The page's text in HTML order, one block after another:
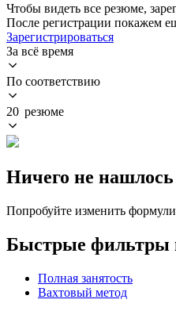
Чтобы видеть все резюме,
После регистрации покажем
Зарегистрироваться
За всё время
По соответствию
20 резюме
Ничего не нашлось
Попробуйте изменить
Быстрые фильтры
Полная занятость
Вахтовый метод